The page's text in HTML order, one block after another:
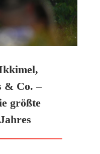
& Co. –
größte